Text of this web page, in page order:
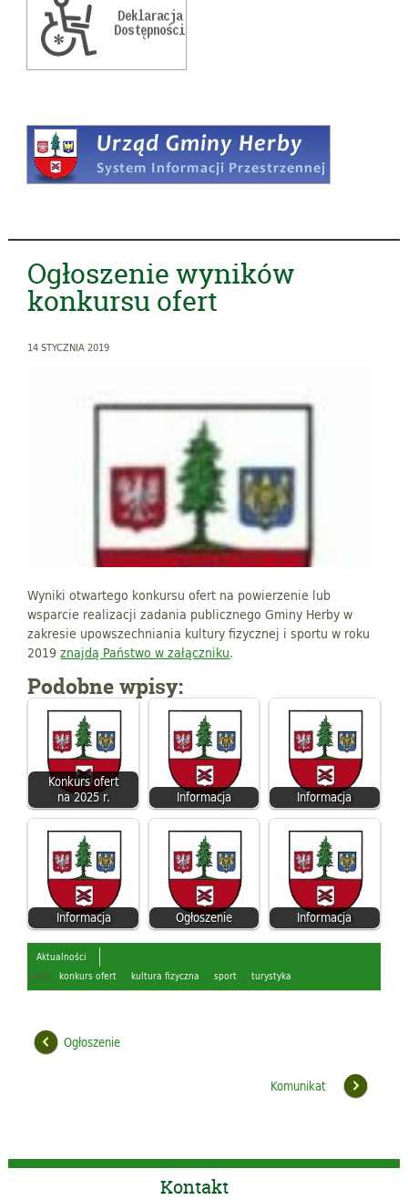
Ogłoszenie wyników
konkursu ofert
14 STYCZNIA 2019
Wyniki otwartego konkursu ofert na powierzenie lub
wsparcie realizacji zadania publicznego Gminy Herby w
zakresie upowszechniania kultury fizycznej i sportu w roku
2019znajdą Państwo w załączniku.
Podobne wpisy:
Konkurs ofert
na 2025 r.
Informacja Informacja
Informacja Ogłoszenie Informacja
Aktualności
Tagi:
konkurs ofert , kultura fizyczna , sport , turystyka
Ogłoszenie
Komunikat
Kontakt